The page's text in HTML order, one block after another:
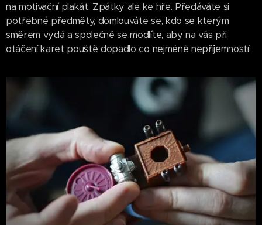
na motivační plakát. Zpátky ale ke hře. Předáváte si
potřebné předměty, domlouváte se, kdo se kterým
směrem vydá a společně se modlíte, aby na vás při
otáčení karet pouště dopadlo co nejméně nepříjemností.